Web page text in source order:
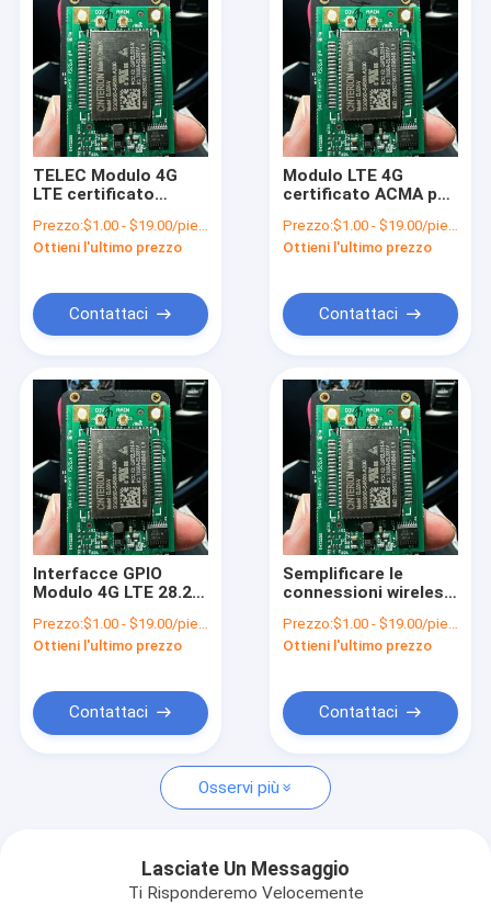
Prodotti
Video
Su di noi
visita della fabbrica
Contattaci
Notizie
Chiedi un preventivo
modulo di 4G LTE
TELEC Modulo 4G
LTE certificato
di trasferimento dati
senza pari con 64 MB
Prezzo:$1.00 - $19.00/pieces
Ottieni l'ultimo prezzo
Contattaci
Modulo LTE 4G
certificato ACMA per
wireless veloce e
senza soluzione di
Prezzo:$1.00 - $19.00/pieces
Ottieni l'ultimo prezzo
Contattaci
Interfacce GPIO
Modulo 4G LTE 28.2 X
una vasta gamma di
applicazioni
Prezzo:$1.00 - $19.00/pieces
Ottieni l'ultimo prezzo
Contattaci
Semplificare le
connessioni wireless
4G e interfacce
PCM/I2S
Prezzo:$1.00 - $19.00/pieces
Ottieni l'ultimo prezzo
Contattaci
Osservi più
Lasciate Un Messaggio
Ti Risponderemo Velocemente